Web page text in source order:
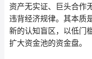
资产无实证、巨头合作
违背经济规律。其本质
新的认知盲区，以低门
扩大资金池的资金盘。